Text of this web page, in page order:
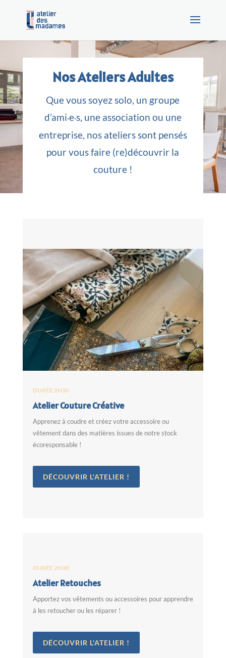
Nos Ateliers Adultes
Que vous soyez solo, un groupe
d’ami·e·s, une association ou une
entreprise, nos ateliers sont pensés
pour vous faire (re)découvrir la
couture !
DURÉE 2H30
Atelier Couture Créative
Apprenez à coudre et créez votre accessoire ou
vêtement dans des matières issues de notre stock
écoresponsable !
DÉCOUVRIR L'ATELIER !
DURÉE 2H30
Atelier Retouches
Apportez vos vêtements ou accessoires pour apprendre
à les retoucher ou les réparer !
DÉCOUVRIR L'ATELIER !